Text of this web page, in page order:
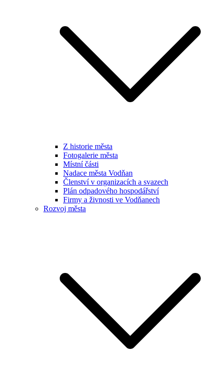
Z historie města
Fotogalerie města
Místní části
Nadace města Vodňan
Členství v organizacích a svazech
Plán odpadového hospodářství
Firmy a živnosti ve Vodňanech
Rozvoj města